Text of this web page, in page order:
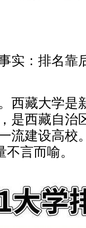
实：排名靠
西藏大学是
是西藏自治
流建设高校
言而喻。